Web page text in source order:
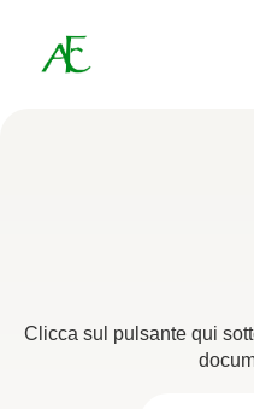
Clicca sul pulsante qui